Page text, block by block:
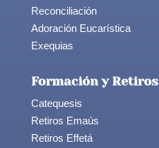
Reconciliación
Adoración Eucarística
Exequias
Formación y Retiros
Catequesis
Retiros Emaús
Retiros Effetá